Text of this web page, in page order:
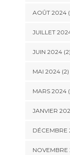
AOÛT 2024
JUILLET
JUIN 2024(2)
MAI 2024(2)
MARS 2024
JANVIER
DÉCEMBRE
NOVEMBRE